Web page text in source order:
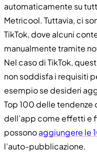
automaticamente su
Metricool. Tuttavia, ci
TikTok, dove alcuni
manualmente tramite
Nel caso di TikTok,
non soddisfa i requisiti
esempio se desideri
Top 100 delle tendenze
dell’app come effetti e
possonoaggiungere le
l’auto-pubblicazione.